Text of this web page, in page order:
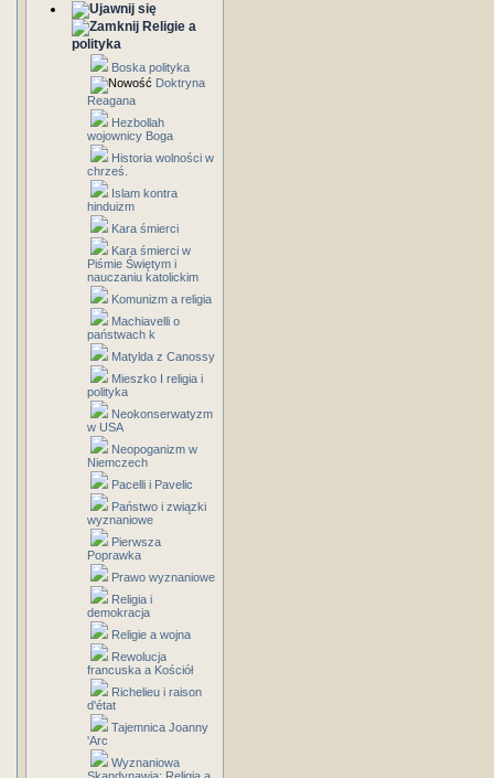
Religie a
polityka
Boska polityka
Doktryna
Reagana
Hezbollah
wojownicy Boga
Historia wolności w
chrześ.
Islam kontra
hinduizm
Kara śmierci
Kara śmierci w
Piśmie Świętym i
nauczaniu katolickim
Komunizm a religia
Machiavelli o
państwach k
Matylda z Canossy
Mieszko I religia i
polityka
Neokonserwatyzm
w USA
Neopoganizm w
Niemczech
Pacelli i Pavelic
Państwo i związki
wyznaniowe
Pierwsza
Poprawka
Prawo wyznaniowe
Religia i
demokracja
Religie a wojna
Rewolucja
francuska a Kościół
Richelieu i raison
d'état
Tajemnica Joanny
'Arc
Wyznaniowa